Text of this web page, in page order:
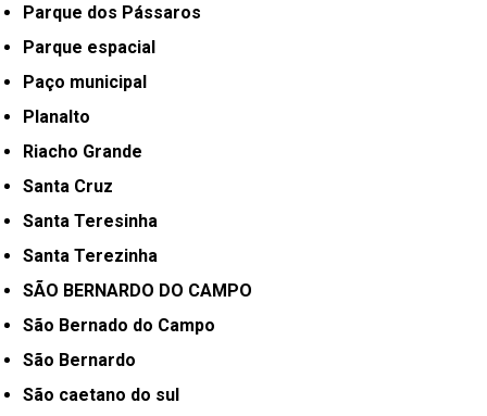
Parque dos Pássaros
Parque espacial
Paço municipal
Planalto
Riacho Grande
Santa Cruz
Santa Teresinha
Santa Terezinha
SÃO BERNARDO DO CAMPO
São Bernado do Campo
São Bernardo
São caetano do sul